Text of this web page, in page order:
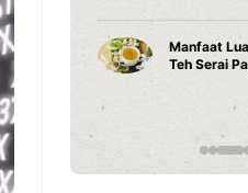
Biasa Minum
Hari